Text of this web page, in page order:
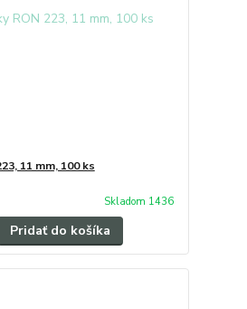
11 mm, 100 ks
Skladom 1436
Pridať do košíka